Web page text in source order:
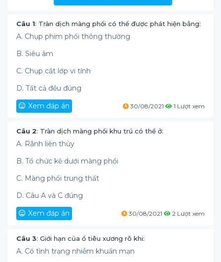
Câu 1: Tràn dịch màng phổi có thể được phát hiện bằng:
A. Chụp phim phổi thông thường
B. Siêu âm
C. Chụp cắt lớp vi tính
D. Tất cả đều đúng
Xem đáp án
30/08/2021 1 Lượt xem
Câu 2: Tràn dịch màng phổi khu trú có thể ở:
A. Rãnh liên thùy
B. Tổ chức kẽ dưới màng phổi
C. Màng phổi trung thất
D. Câu A và C đúng
Xem đáp án
30/08/2021 2 Lượt xem
Câu 3: Giới hạn của ổ tiêu xương rõ khi:
A. Có tình trạng nhiễm khuẩn mạn